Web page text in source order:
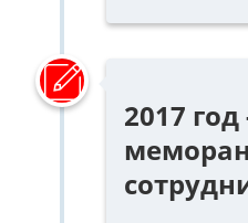
2017